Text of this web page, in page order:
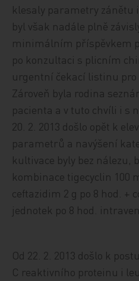
klesaly parametry zánětu
byl však nadále plně
minimálním příspěvkem
po konzultaci s plicním
urgentní čekací listinu
Zároveň byla rodina
pacienta a v tuto chvíli i s
20. 2. 2013 došlo opět k
parametrů a navýšení
kultivace byly bez nálezu,
kombinace tigecyclin 100
ceftazidim 2 g po 8 hod. +
jednotek po 8 hod.
Od 22. 2. 2013 došlo k
C reaktivního proteinu i